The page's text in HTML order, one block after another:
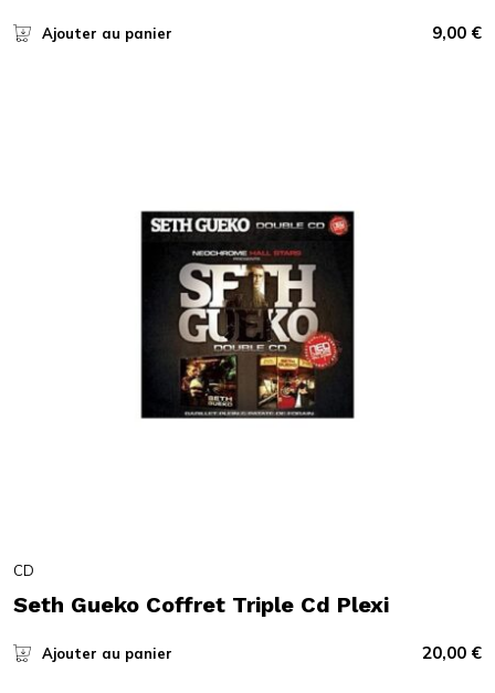
Ajouter au panier 9,00 €
CD
Seth Gueko Coffret Triple Cd Plexi
Ajouter au panier 20,00 €